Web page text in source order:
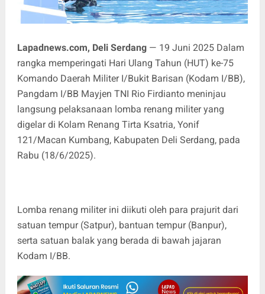
Lapadnews.com, Deli Serdang— 19 Juni 2025 Dalam
rangka memperingati Hari Ulang Tahun (HUT) ke-75
Komando Daerah Militer I/Bukit Barisan (Kodam I/BB),
Pangdam I/BB Mayjen TNI Rio Firdianto meninjau
langsung pelaksanaan lomba renang militer yang
digelar di Kolam Renang Tirta Ksatria, Yonif
121/Macan Kumbang, Kabupaten Deli Serdang, pada
Rabu (18/6/2025).
Lomba renang militer ini diikuti oleh para prajurit dari
satuan tempur (Satpur), bantuan tempur (Banpur),
serta satuan balak yang berada di bawah jajaran
Kodam I/BB.